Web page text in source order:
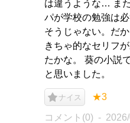
は違うような… ま
パが学校の勉強は
そうじゃない。だ
きちゃ的なセリフ
たかな。 葵の小説
と思いました。
ナイス ★3
コメント(0)